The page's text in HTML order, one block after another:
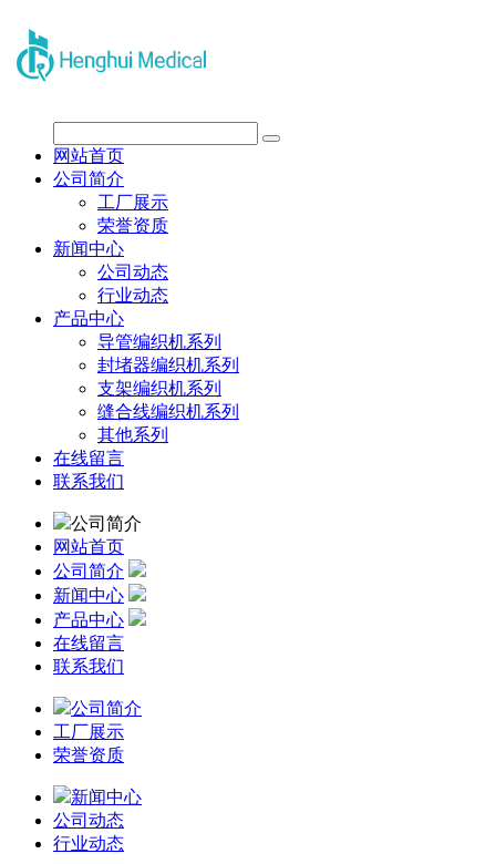
网站首页
公司简介
工厂展示
荣誉资质
新闻中心
公司动态
行业动态
产品中心
导管编织机系列
封堵器编织机系列
支架编织机系列
缝合线编织机系列
其他系列
在线留言
联系我们
公司简介
网站首页
公司简介
新闻中心
产品中心
在线留言
联系我们
公司简介
工厂展示
荣誉资质
新闻中心
公司动态
行业动态